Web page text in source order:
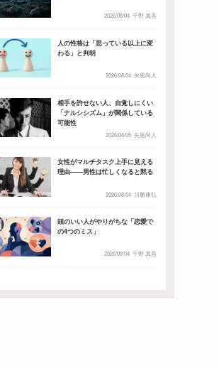
2026/08/04 千野 真吾
人の性格は「思っている以上に変
わる」と判明
2026/08/04 矢黒尚人
相手を許せない人、自覚しにくい
「ナルシシズム」が関係している
可能性
2026/08/05 矢黒尚人
女性がマルチタスク上手に見える
理由――男性は忙しくなると黙る
2026/08/04 川勝康弘
頭のいい人がやりがちな「恋愛で
の4つのミス」
2026/08/04 千野 真吾